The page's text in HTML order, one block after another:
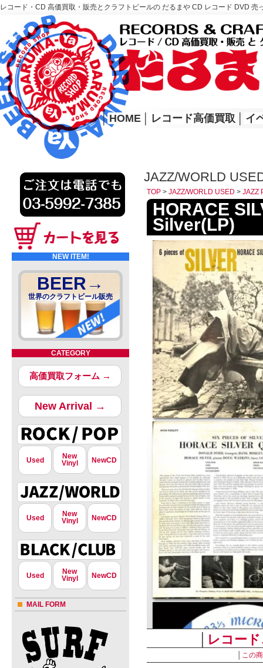
レコード・CD 高価買取・販売とクラフトビールの だるまや CD レコード DVD
レコード高価買取はこちら
HOME
│ HOME レコード高価買取 イ
NEW ITEM!
BEER→
世界のクラフトビール販売
CATEGORY
高価買取フォーム →
New Arrival →
Used
New
Vinyl
NewCD
Used
New
Vinyl
NewCD
Used
New
Vinyl
NewCD
MAIL FORM
JAZZ/WORLD
TOP > JAZZ/WORLD USED > JAZZ
HORACE
Silver(LP)
レコー
この